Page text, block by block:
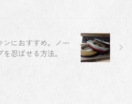
ンにおすすめ。ノー
忍ばせる方法。